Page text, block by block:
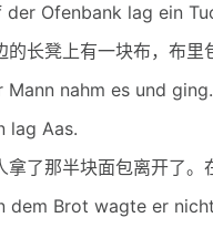
Ofenbank lag ein
凳上有一块布，布里
nahm es und ging.
lag Aas.
那半块面包离开了。在
Brot wagte er